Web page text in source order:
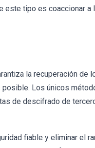
tipo es coaccionar a
la recuperación de
Los únicos
de descifrado de
fiable y eliminar el